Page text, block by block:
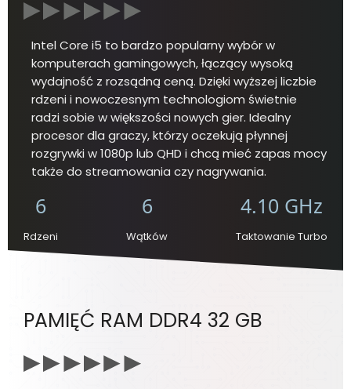
Intel Core i5 to bardzo popularny wybór w
komputerach gamingowych, łączący wysoką
wydajność z rozsądną ceną. Dzięki wyższej liczbie
rdzeni i nowoczesnym technologiom świetnie
radzi sobie w większości nowych gier. Idealny
procesor dla graczy, którzy oczekują płynnej
rozgrywki w 1080p lub QHD i chcą mieć zapas mocy
także do streamowania czy nagrywania.
6
Rdzeni
6
Wątków
4.10 GHz
Taktowanie Turbo
PAMIĘĆ RAM DDR4 32 GB